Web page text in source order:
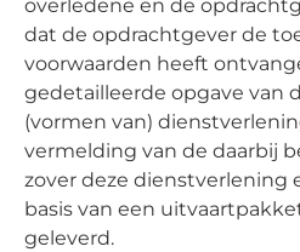
overledene en de
dat de opdrachtgever de
voorwaarden heeft
gedetailleerde opgave van
(vormen van)
vermelding van de daarbij
zover deze dienstverlening
basis van een
geleverd.